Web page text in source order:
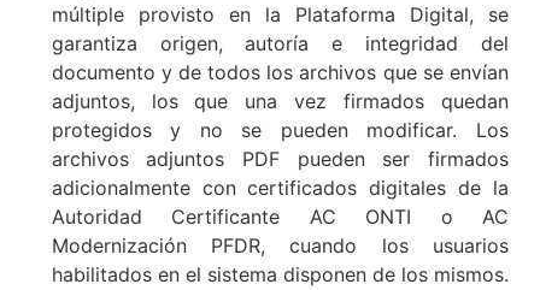
múltiple provisto en la Plataforma Digital, se
garantiza origen, autoría e integridad del
documento y de todos los archivos que se envían
adjuntos, los que una vez firmados quedan
protegidos y no se pueden modificar. Los
archivos adjuntos PDF pueden ser firmados
adicionalmente con certificados digitales de la
Autoridad Certificante AC ONTI o AC
Modernización PFDR, cuando los usuarios
habilitados en el sistema disponen de los mismos.